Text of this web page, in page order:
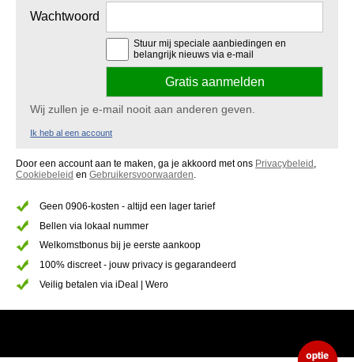
Wachtwoord
Stuur mij speciale aanbiedingen en
belangrijk nieuws via e-mail
Wij zullen je e-mail nooit aan anderen geven.
Ik heb al een account
Door een account aan te maken, ga je akkoord met ons Privacybeleid ,
Cookiebeleid en Gebruikersvoorwaarden.
Geen 0906-kosten - altijd een lager tarief
Bellen via lokaal nummer
Welkomstbonus bij je eerste aankoop
100% discreet - jouw privacy is gegarandeerd
Veilig betalen via iDeal | Wero